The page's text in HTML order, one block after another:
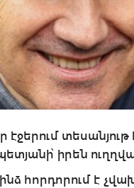
տեսանյութ
իրեն
հորդորում է